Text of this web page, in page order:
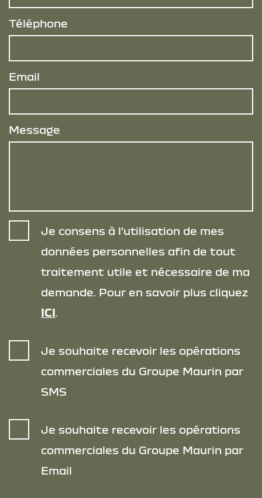
Téléphone
Email
Message
Je consens à l’utilisation de mes
données personnelles afin de tout
traitement utile et nécessaire de ma
demande. Pour en savoir plus cliquez
ICI
Je souhaite recevoir les opérations
commerciales du Groupe Maurin par
SMS
Je souhaite recevoir les opérations
commerciales du Groupe Maurin par
Email